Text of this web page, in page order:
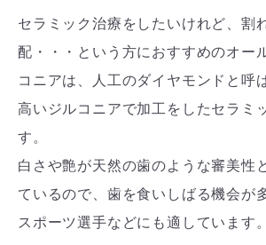
セラミック治療をしたいけれど、割
配・・・という方におすすめのオー
コニアは、人工のダイヤモンドと呼
高いジルコニアで加工をしたセラミ
す。
白さや艶が天然の歯のような審美性
ているので、歯を食いしばる機会が
スポーツ選手などにも適しています。